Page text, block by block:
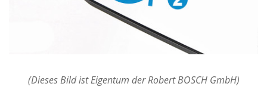
(Dieses Bild ist Eigentum der Robert BOSCH GmbH)